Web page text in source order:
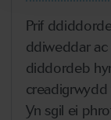
Prif
ddiweddar ac
diddordeb
creadigrwydd
Yn sgil ei